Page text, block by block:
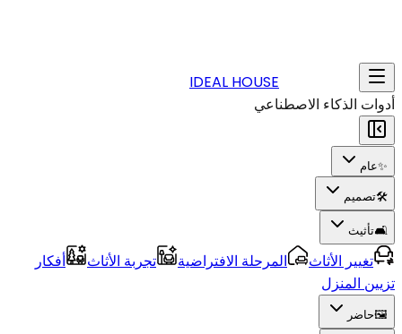
IDEAL HOUSE
أدوات الذكاء الاصطناعي
✨عام
🛠️تصميم
🛋️تأثيث
تغيير الأثاث المرحلة الافتراضية تجربة الأثاث
أفكار
تزيين المنزل
🖼️حاضر